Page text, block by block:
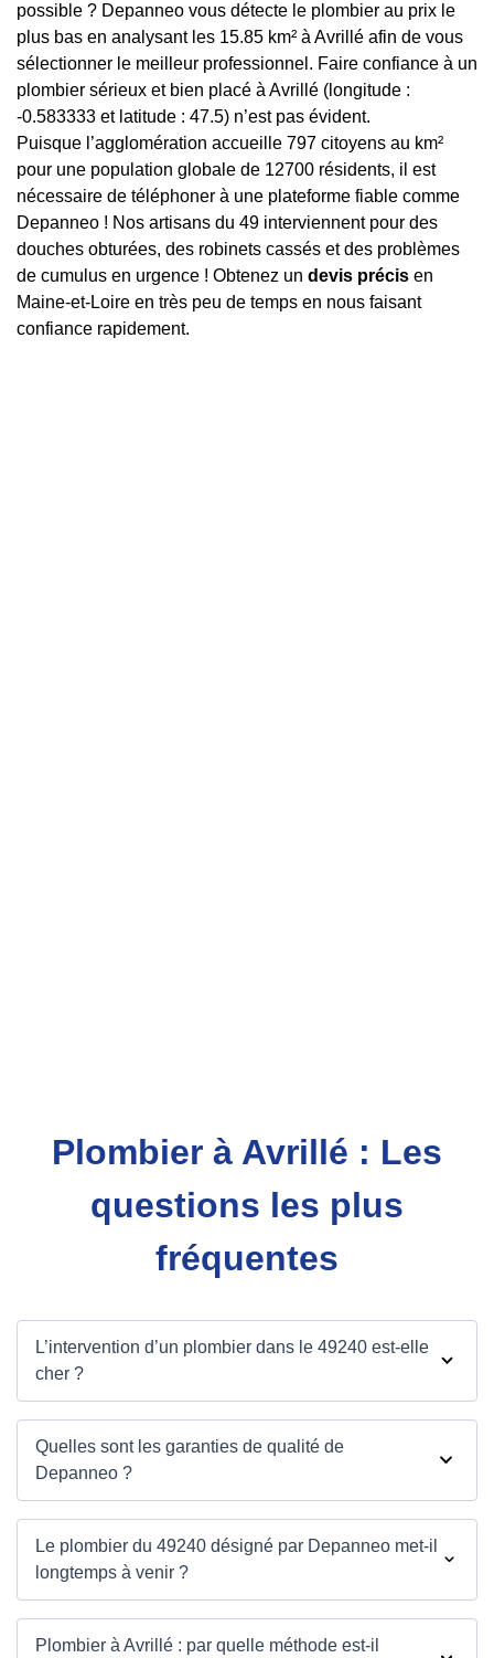
possible ? Depanneo vous détecte le plombier au prix le
plus bas en analysant les 15.85 km² à Avrillé afin de vous
sélectionner le meilleur professionnel. Faire confiance à un
plombier sérieux et bien placé à Avrillé (longitude :
-0.583333 et latitude : 47.5) n’est pas évident.
Puisque l’agglomération accueille 797 citoyens au km²
pour une population globale de 12700 résidents, il est
nécessaire de téléphoner à une plateforme fiable comme
Depanneo ! Nos artisans du 49 interviennent pour des
douches obturées, des robinets cassés et des problèmes
de cumulus en urgence ! Obtenez un devis précis en
Maine-et-Loire en très peu de temps en nous faisant
confiance rapidement.
Plombier à Avrillé : Les
questions les plus
fréquentes
L’intervention d’un plombier dans le 49240 est-elle
cher ?
Quelles sont les garanties de qualité de
Depanneo ?
Le plombier du 49240 désigné par Depanneo met-il
longtemps à venir ?
Plombier à Avrillé : par quelle méthode est-il